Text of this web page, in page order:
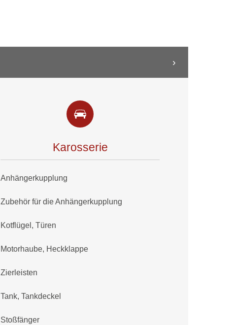
Karosserie
Anhängerkupplung
Zubehör für die Anhängerkupplung
Kotflügel, Türen
Motorhaube, Heckklappe
Zierleisten
Tank, Tankdeckel
Stoßfänger